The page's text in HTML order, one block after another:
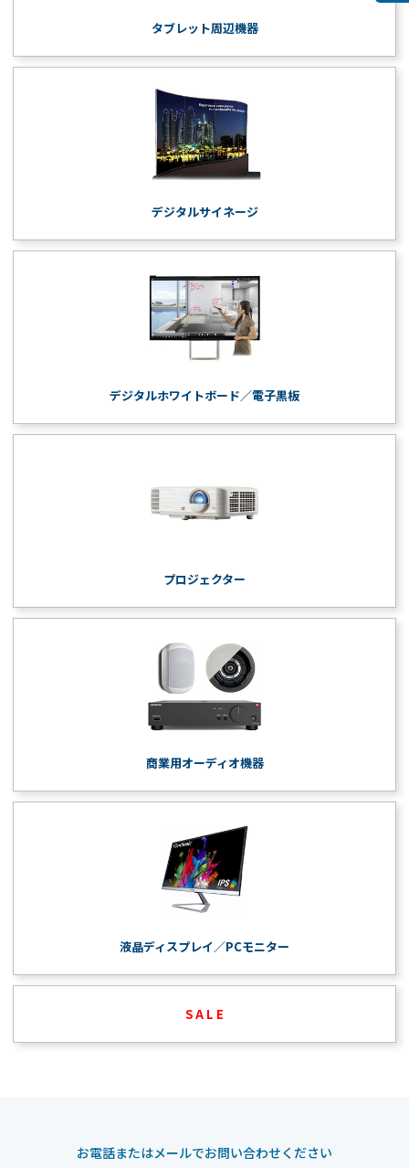
タブレット周辺機器
デジタルサイネージ
デジタルホワイトボード／電子黒板
プロジェクター
商業用オーディオ機器
液晶ディスプレイ／PCモニター
S A L E
お電話またはメールでお問い合わせください